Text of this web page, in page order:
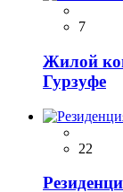
7
Жилой
Гурзуфе
22